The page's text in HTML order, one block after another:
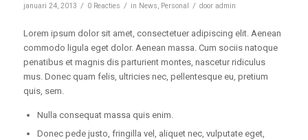
januari 24, 2013 / 0 Reacties / in News, Personal / door admin
Lorem ipsum dolor sit amet, consectetuer adipiscing elit. Aenean
commodo ligula eget dolor. Aenean massa. Cum sociis natoque
penatibus et magnis dis parturient montes, nascetur ridiculus
mus. Donec quam felis, ultricies nec, pellentesque eu, pretium
quis, sem.
Nulla consequat massa quis enim.
Donec pede justo, fringilla vel, aliquet nec, vulputate eget,